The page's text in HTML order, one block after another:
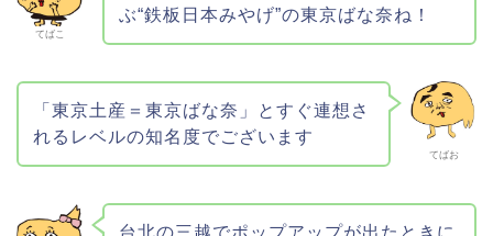
てばこ
ぶ“鉄板日本みやげ”の東京ばな奈ね！
てばお
「東京土産＝東京ばな奈」とすぐ連想さ
れるレベルの知名度でございます
台北の三越でポップアップが出たときに